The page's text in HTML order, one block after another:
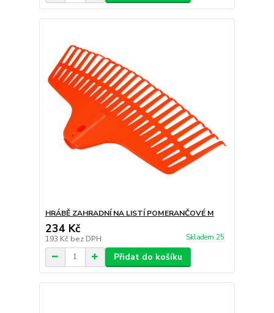
HRÁBĚ ZAHRADNÍ NA LISTÍ POMERANČOVÉ M
234 Kč
193 Kč bez DPH Skladem 25
Přidat do košíku